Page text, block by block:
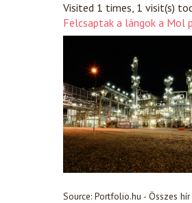
Visited 1 times, 1 visit(s)
Felcsaptak a lángok a Mol
Source: Portfolio.hu - Összes hír